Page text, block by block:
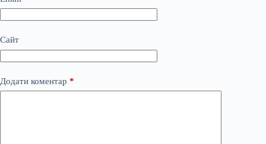
Сайт
Додати коментар *